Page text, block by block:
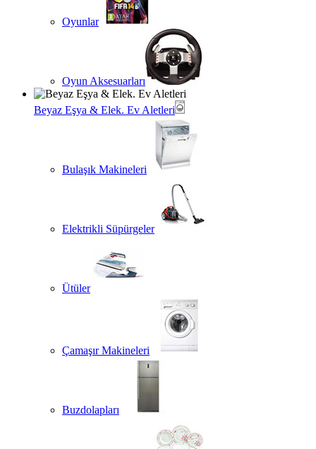
Oyunlar
Oyun Aksesuarları
Beyaz Eşya & Elek. Ev Aletleri
Bulaşık Makineleri
Elektrikli Süpürgeler
Ütüler
Çamaşır Makineleri
Buzdolapları